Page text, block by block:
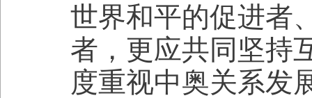
世界和平的促进者
者，更应共同坚持
度重视中奥关系发